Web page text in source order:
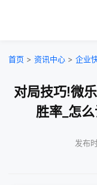
首页 > 资讯中心 > 企业
对局技巧!微
胜率_怎
发布